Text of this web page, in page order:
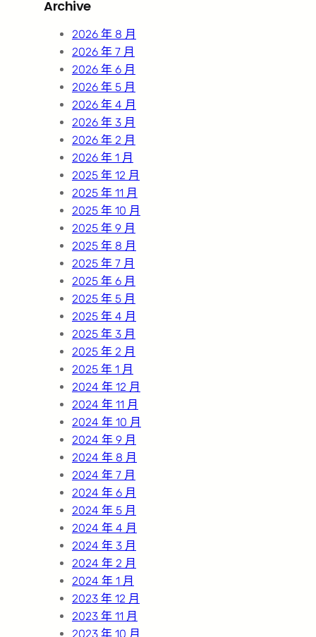
c
Archive
2026 年 8 月
2026 年 7 月
2026 年 6 月
2026 年 5 月
2026 年 4 月
2026 年 3 月
2026 年 2 月
2026 年 1 月
2025 年 12 月
2025 年 11 月
2025 年 10 月
2025 年 9 月
2025 年 8 月
2025 年 7 月
2025 年 6 月
2025 年 5 月
2025 年 4 月
2025 年 3 月
2025 年 2 月
2025 年 1 月
2024 年 12 月
2024 年 11 月
2024 年 10 月
2024 年 9 月
2024 年 8 月
2024 年 7 月
2024 年 6 月
2024 年 5 月
2024 年 4 月
2024 年 3 月
2024 年 2 月
2024 年 1 月
2023 年 12 月
2023 年 11 月
2023 年 10 月